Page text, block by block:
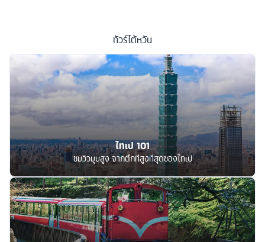
ทัวร์ไต้หวัน
ไทเป 101
ชมวิวมุมสูง จากตึกที่สูงที่สุดของไทเป